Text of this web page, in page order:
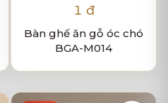
1 đ
Bàn ghế ăn gỗ óc chó
BGA-M014